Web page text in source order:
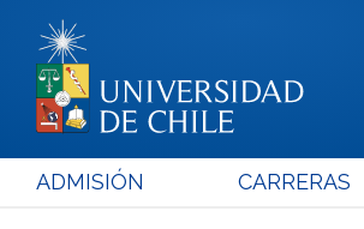
ADMISIÓN CARRERAS